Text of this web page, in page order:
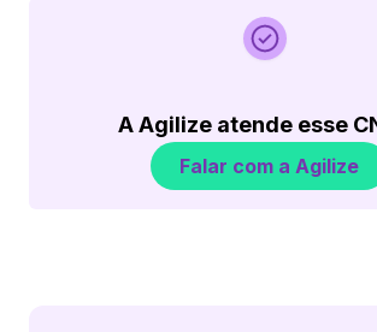
A Agilize atende esse
Falar com a Agilize